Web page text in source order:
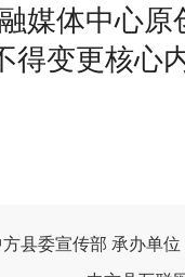
媒体中心
得变更核心
县委宣传部 承办单